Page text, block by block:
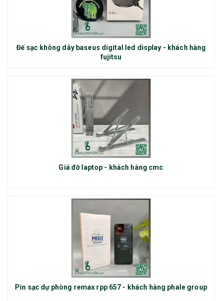
Đế sạc không dây baseus digital led display - khách hàng
fujitsu
Giá đỡ laptop - khách hàng cmc
Pin sạc dự phòng remax rpp 657 - khách hàng phale group